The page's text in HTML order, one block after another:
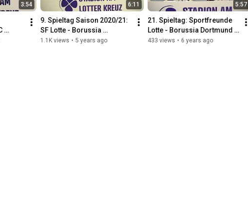
3:54 6:11
9. Spieltag Saison 2020/21:
SF Lotte - Borussia
Mönchengladbach U23 (3:2)
1.1K views • 5 years ago
5:57
21. Spieltag: Sportfreunde
Lotte - Borussia Dortmund
U23 1:1
433 views • 6 years ago